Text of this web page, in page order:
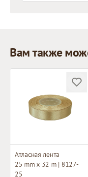
Вам также
Атласная лента
25 mm x 32 m | 8127-
25